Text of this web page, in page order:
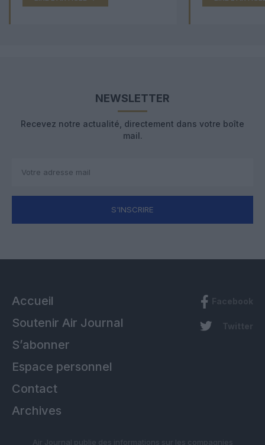
NEWSLETTER
Recevez notre actualité, directement dans votre boîte
mail.
S'INSCRIRE
Accueil
Soutenir Air Journal
S’abonner
Espace personnel
Contact
Archives